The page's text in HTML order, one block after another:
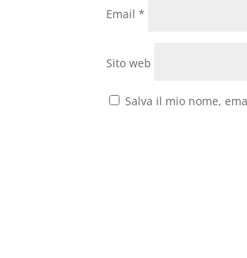
Email*
Sito web
Salva il mio nome,